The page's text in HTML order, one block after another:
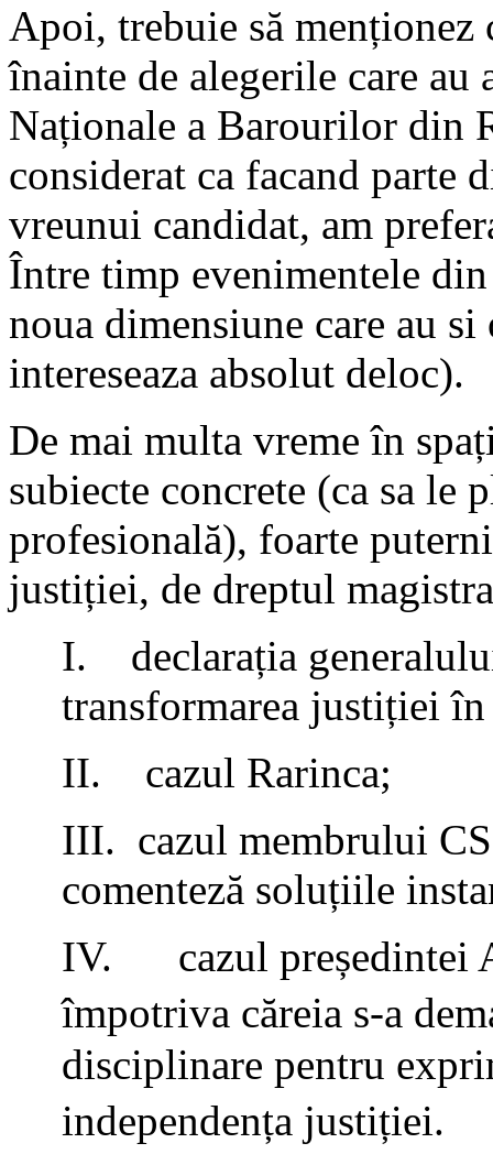
Apoi, trebuie să menționez
înainte de alegerile care
Naționale a Barourilor din
considerat ca facand parte
vreunui candidat, am
Între timp evenimentele
noua dimensiune care au
intereseaza absolut deloc).
De mai multa vreme în
subiecte concrete (ca sa le
profesională), foarte
justiției, de dreptul
I. declarația
transformarea justiției
II. cazul Rarinca;
III. cazul membrului
comenteză soluțiile
IV. cazul președintei
împotriva căreia s-a
disciplinare pentru
independența justiției.